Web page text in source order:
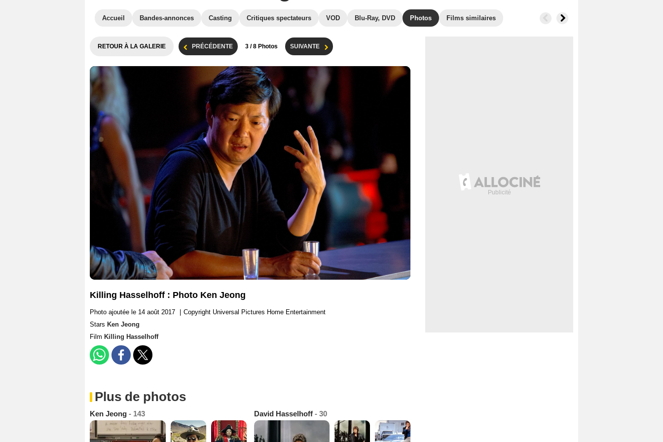
Accueil Bandes-annonces Casting Critiques spectateurs VOD Blu-Ray, DVD Photos Films similaires
RETOUR À LA GALERIE PRÉCÉDENTE 3 / 8 Photos SUIVANTE
Killing Hasselhoff : Photo Ken Jeong
Photo ajoutée le 14 août 2017
Copyright Universal Pictures Home Entertainment
Stars Ken Jeong
Film Killing Hasselhoff
Plus de photos
Ken Jeong - 143 David Hasselhoff - 30